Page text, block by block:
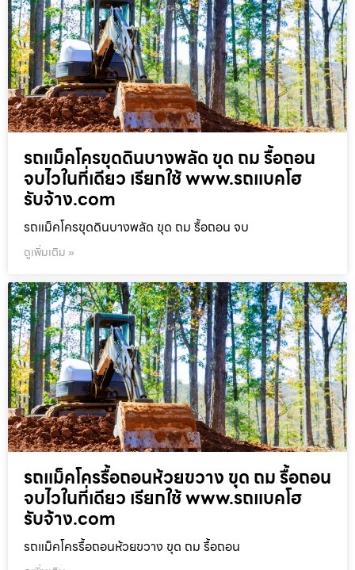
รถแม็คโครขุดดินบางพลัด ขุด ถม รื้อถอน
จบไวในที่เดียว เรียกใช้ www.รถแบคโฮ
รับจ้าง.com
รถแม็คโครขุดดินบางพลัด ขุด ถม รื้อถอน จบ
ดูเพิ่มเติม »
รถแม็คโครรื้อถอนห้วยขวาง ขุด ถม รื้อถอน
จบไวในที่เดียว เรียกใช้ www.รถแบคโฮ
รับจ้าง.com
รถแม็คโครรื้อถอนห้วยขวาง ขุด ถม รื้อถอน